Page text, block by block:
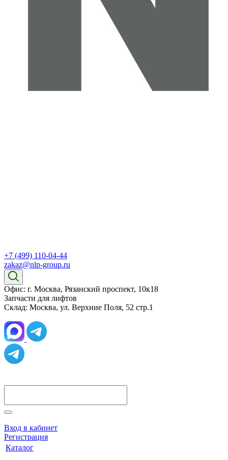
+7 (499) 110-04-44
zakaz@nlp-group.ru
Офис: г. Москва, Рязанский проспект, 10к18
Запчасти для лифтов
Склад: Москва, ул. Верхние Поля, 52 стр.1
Вход в кабинет
Регистрация
Каталог